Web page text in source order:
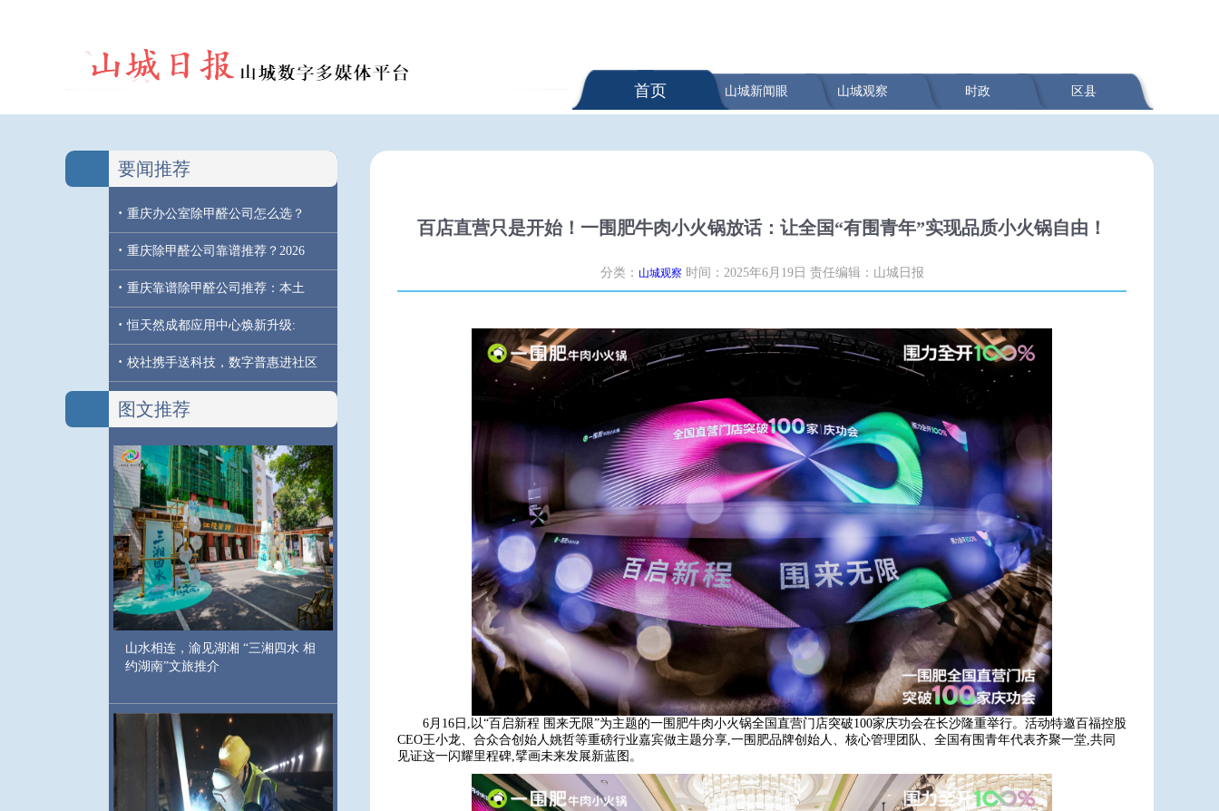
首页 山城新闻眼 山城观察 时政 区县
要闻推荐
· 重庆办公室除甲醛公司怎么选？
· 重庆除甲醛公司靠谱推荐？2026
· 重庆靠谱除甲醛公司推荐：本土
· 恒天然成都应用中心焕新升级:
· 校社携手送科技，数字普惠进社区
图文推荐
山水相连，渝见湖湘 “三湘四水 相
约湖南”文旅推介
百店直营只是开始！一围肥牛肉小火锅放话：让全国“有围青年”实现品质小火锅自由！
分类： 山城观察 时间：2025年6月19日 责任编辑：山城日报
6月16日,以“百启新程 围来无限”为主题的一围肥牛肉小火锅全国直营门店突破100家庆功会在长沙隆重举行。活动特邀百福控股
CEO王小龙、合众合创始人姚哲等重磅行业嘉宾做主题分享,一围肥品牌创始人、核心管理团队、全国有围青年代表齐聚一堂,共同
见证这一闪耀里程碑,擘画未来发展新蓝图。